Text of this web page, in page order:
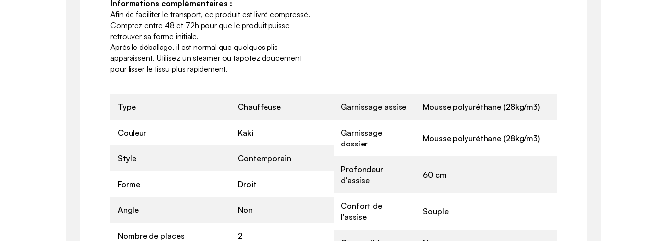
Informations complémentaires :
Afin de faciliter le transport, ce produit est livré compressé.
Comptez entre 48 et 72h pour que le produit puisse
retrouver sa forme initiale.
Après le déballage, il est normal que quelques plis
apparaissent. Utilisez un steamer ou tapotez doucement
pour lisser le tissu plus rapidement.
Type Chauffeuse
Couleur Kaki
Style Contemporain
Forme Droit
Angle Non
Nombre de places 2
Garnissage assise Mousse polyuréthane (28kg/m3)
Garnissage
dossier
Mousse polyuréthane (28kg/m3)
Profondeur
d'assise
60 cm
Confort de
l'assise
Souple